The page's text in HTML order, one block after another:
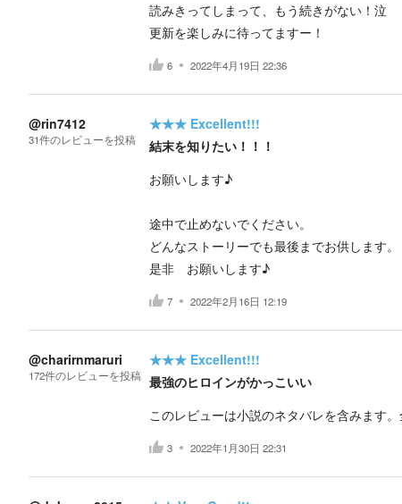
読みきってしまって、もう続きがない！泣
更新を楽しみに待ってますー！
6 2022年4月19日 22:36
@rin7412
31件のレビューを投稿
★★★ Excellent!!!
結末を知りたい！！！
お願いします♪
途中で止めないでください。
どんなストーリーでも最後までお供します。
是非 お願いします♪
7 2022年2月16日 12:19
@charirnmaruri
172件のレビューを投稿
★★★ Excellent!!!
最強のヒロインがかっこいい
このレビューは小説のネタバレを含みます。
3 2022年1月30日 22:31